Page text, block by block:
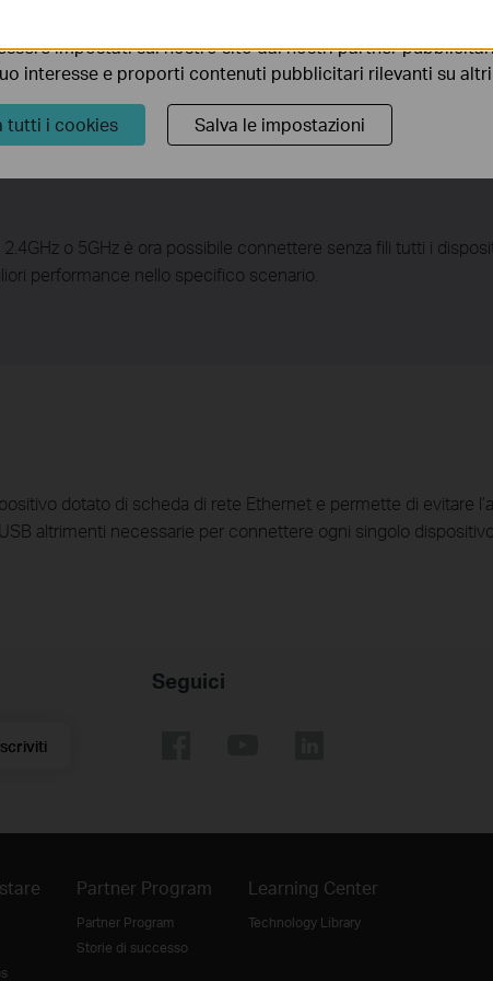
o 5GHz è ora possibile connettere senza fili tutti i
performance nello specifico scenario.
dotato di scheda di rete Ethernet e permette di evitare
altrimenti necessarie per connettere ogni singolo
Seguici
Partner Program
Partner Program
Storie di successo
Learning Center
Technology Library
impostati sul nostro sito dai nostri partner
interesse e proporti contenuti pubblicitari rilevanti su
tutti i cookies Salva le impostazioni